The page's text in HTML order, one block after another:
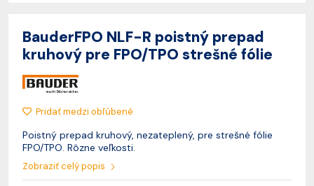
BauderFPO NLF-R poistný prepad
kruhový pre FPO/TPO strešné fólie
Pridať medzi obľúbené
Poistný prepad kruhový, nezateplený, pre strešné fólie
FPO/TPO. Rôzne veľkosti.
Zobraziť celý popis